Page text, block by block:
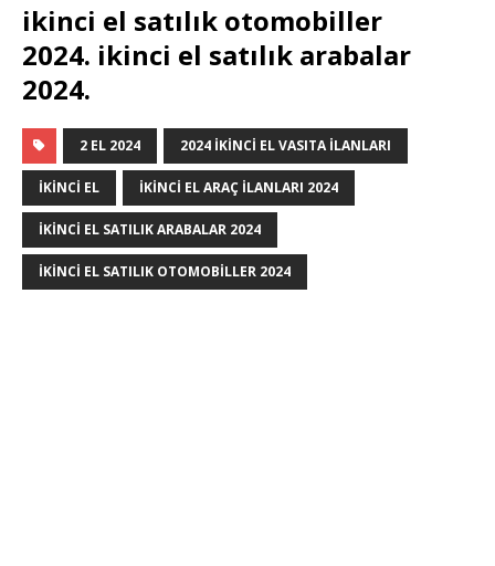
ikinci el satılık otomobiller
2024. ikinci el satılık arabalar
2024.
2 EL 2024 2024 IKINCI EL VASITA ILANLARI
IKINCI EL IKINCI EL ARAÇ ILANLARI 2024
IKINCI EL SATILIK ARABALAR 2024
IKINCI EL SATILIK OTOMOBILLER 2024